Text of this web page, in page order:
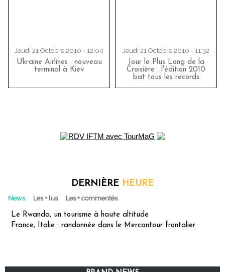
Jeudi 21 Octobre 2010 - 12:04
Ukraine Airlines : nouveau
terminal à Kiev
Jeudi 21 Octobre 2010 - 11:32
Jour le Plus Long de la
Croisière : l'édition 2010
bat tous les records
DERNIÈRE HEURE
News Les + lus Les + commentés
Le Rwanda, un tourisme à haute altitude
France, Italie : randonnée dans le Mercantour frontalier